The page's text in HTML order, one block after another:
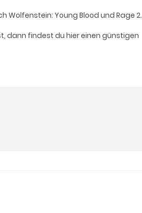
Wolfenstein: Young Blood und Rage 2.
dann findest du hier einen günstigen